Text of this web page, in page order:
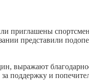
приглашены
представили
выражают
поддержку и